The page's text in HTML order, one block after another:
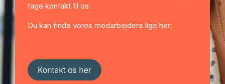
tage kontakt til os.
Du kan finde vores medarbejdere lige her.